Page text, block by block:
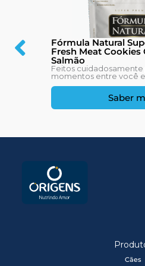
Fórmula Natural
Fresh Meat Cookies
Salmão
Feitos cuidadosamente
momentos entre você e
Saber
Cães